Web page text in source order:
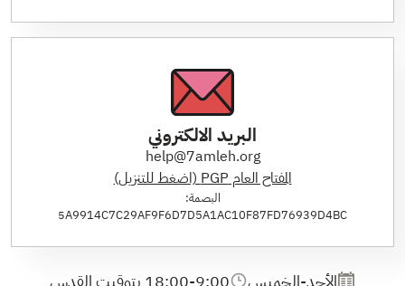
البريد الالكتروني
help@7amleh.org
المفتاح العام PGP (اضغط للتنزيل)
البصمة:
5A9914C7C29AF9F6D7D5A1AC10F87FD76939D4BC
الأحد-الخميس 18:00-9:00 بتوقيت القدس